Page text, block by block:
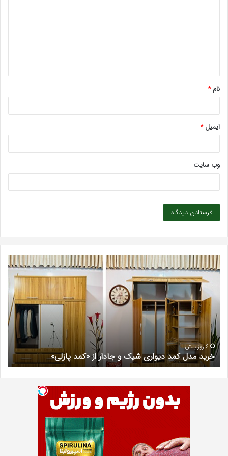
*
نام*
ایمیل*
وب‌ سایت
خرید
مدل
دیواری
شیک
جادار
از
«کمد
پازلی»
6 روز پیش
خرید مدل کمد دیواری شیک و جادار از «کمد پازلی»
در